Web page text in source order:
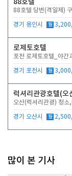
88호텔
88호텔 당번(격일제)
경기 용인시 월
로제토호텔
포천 로제토호텔_야간
경기 포천시 월
럭셔리관광호텔(오
오산(럭셔리관광) 청소
경기 오산시 월
많이 본 기사